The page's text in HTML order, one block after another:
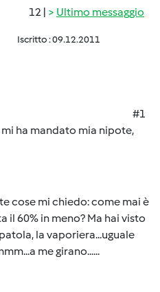
12 | Ultimo messaggio
Iscritto : 09.12.2011
#1
ha mandato mia nipote,
cose mi chiedo: come mai è
il 60% in meno? Ma hai visto
la vaporiera...uguale
me girano......